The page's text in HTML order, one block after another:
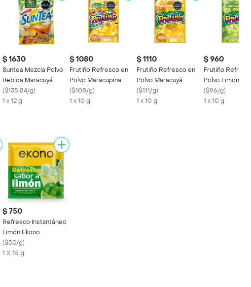
$ 1630
Suntea Mezcla Polvo
Bebida Maracuyá
($135.84/g)
1 x 12 g
$ 1080
Frutiño Refresco en
Polvo Maracupiña
($108/g)
1 x 10 g
$ 1110
Frutiño Refresco en
Polvo Maracuyá
($111/g)
1 x 10 g
$ 960
Frutiño
Polvo Limón
($96/g)
1 x 10 g
$ 750
Refresco Instantáneo
Limón Ekono
($50/g)
1 X 15 g